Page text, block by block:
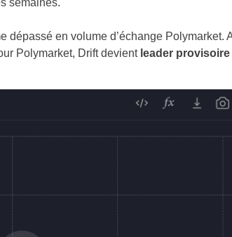
semaines.
dépassé en volume d’échange Polymarket.
Polymarket, Drift devientleader provisoire